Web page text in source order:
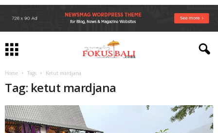
Home Tags Ketut mardjana
Tag: ketut mardjana